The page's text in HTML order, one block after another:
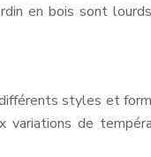
en bois sont
styles et
de